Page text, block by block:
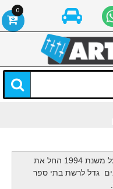
ארט סטודיו הינו בית עסק עצמאי הפועל משנת 1994 החל את
גדל לרשת בתי ספר
0